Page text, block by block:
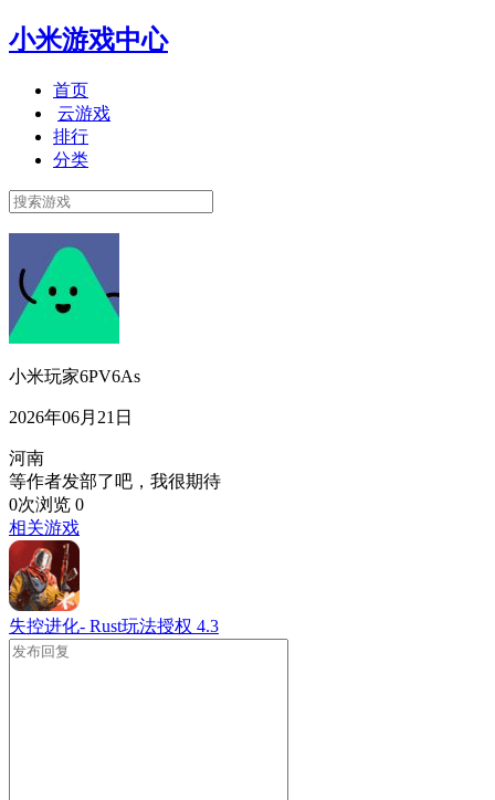
小米游戏中心
首页
云游戏
排行
分类
小米玩家6PV6As
2026年06月21日
河南
等作者发部了吧，我很期待
0次浏览 0
相关游戏
失控进化- Rust玩法授权 4.3